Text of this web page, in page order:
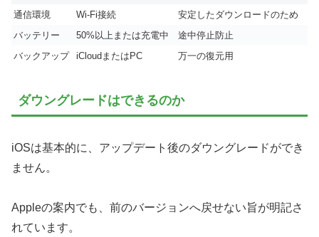
通信環境
Wi-Fi接続
安定したダウンロードのため
バッテリー
50%以上または充電中
途中停止防止
バックアップ
iCloudまたはPC 万一の復元用
ダウングレードはできるのか
iOSは基本的に、アップデート後のダウングレードができ
ません。
Appleの案内でも、前のバージョンへ戻せない旨が明記さ
れています。